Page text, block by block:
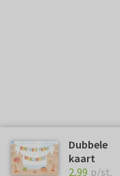
Dubbele
kaart
€ 2,99p/st.
2,99 p/st.